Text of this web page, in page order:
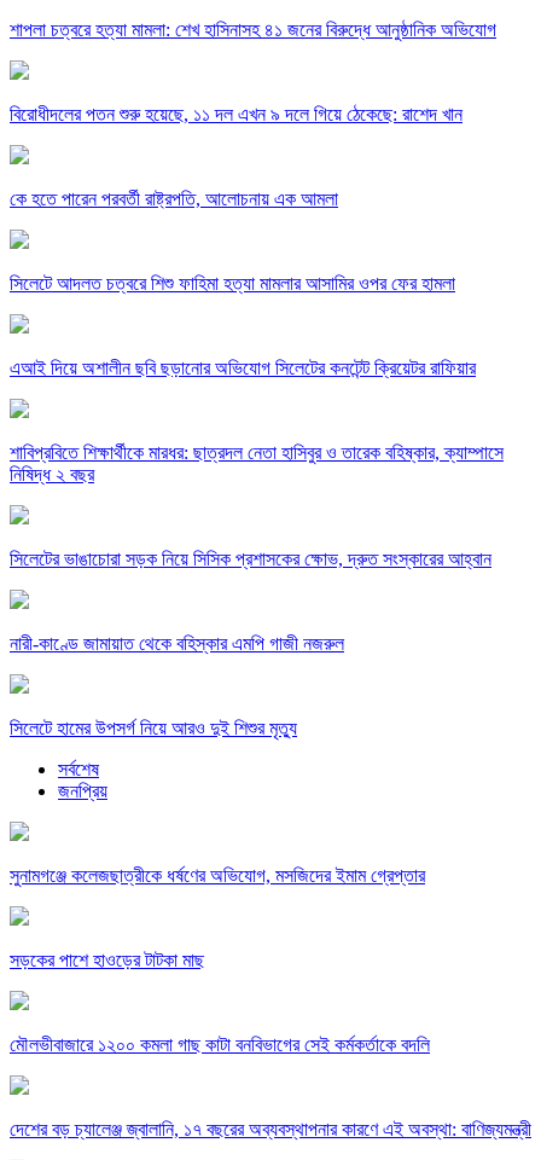
শাপলা চত্বরে হত্যা মামলা: শেখ হাসিনাসহ ৪১ জনের বিরুদ্ধে আনুষ্ঠানিক অভিযোগ
বিরোধীদলের পতন শুরু হয়েছে, ১১ দল এখন ৯ দলে গিয়ে ঠেকেছে: রাশেদ খান
কে হতে পারেন পরবর্তী রাষ্ট্রপতি, আলোচনায় এক আমলা
সিলেটে আদলত চত্বরে শিশু ফাহিমা হত্যা মামলার আসামির ওপর ফের হামলা
এআই দিয়ে অশালীন ছবি ছড়ানোর অভিযোগ সিলেটের কনটেন্ট ক্রিয়েটর রাফিয়ার
শাবিপ্রবিতে শিক্ষার্থীকে মারধর: ছাত্রদল নেতা হাসিবুর ও তারেক বহিষ্কার, ক্যাম্পাসে
নিষিদ্ধ ২ বছর
সিলেটের ভাঙাচোরা সড়ক নিয়ে সিসিক প্রশাসকের ক্ষোভ, দ্রুত সংস্কারের আহ্বান
নারী-কাণ্ডে জামায়াত থেকে বহিস্কার এমপি গাজী নজরুল
সিলেটে হামের উপসর্গ নিয়ে আরও দুই শিশুর মৃত্যু
সর্বশেষ
জনপ্রিয়
সুনামগঞ্জে কলেজছাত্রীকে ধর্ষণের অভিযোগ, মসজিদের ইমাম গ্রেপ্তার
সড়কের পাশে হাওড়ের টাটকা মাছ
মৌলভীবাজারে ১২০০ কমলা গাছ কাটা বনবিভাগের সেই কর্মকর্তাকে বদলি
দেশের বড় চ্যালেঞ্জ জ্বালানি, ১৭ বছরের অব্যবস্থাপনার কারণে এই অবস্থা: বাণিজ্যমন্ত্রী